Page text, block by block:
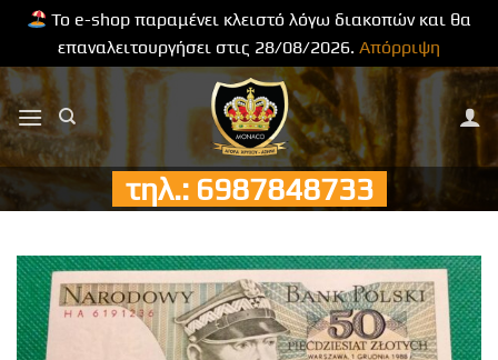
Το e-shop παραμένει κλειστό λόγω διακοπών και θα
επαναλειτουργήσει στις 28/08/2026. Απόρριψη
Μετάβαση
στο
περιεχόμενο
τηλ.: 6987848733